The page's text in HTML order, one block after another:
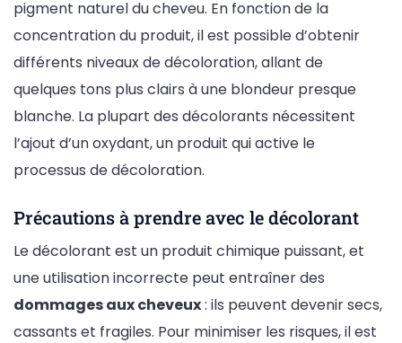
pigment naturel du cheveu. En fonction de la
concentration du produit, il est possible d’obtenir
différents niveaux de décoloration, allant de
quelques tons plus clairs à une blondeur presque
blanche. La plupart des décolorants nécessitent
l’ajout d’un oxydant, un produit qui active le
processus de décoloration.
Précautions à prendre avec le décolorant
Le décolorant est un produit chimique puissant, et
une utilisation incorrecte peut entraîner des
dommages aux cheveux: ils peuvent devenir secs,
cassants et fragiles. Pour minimiser les risques, il est